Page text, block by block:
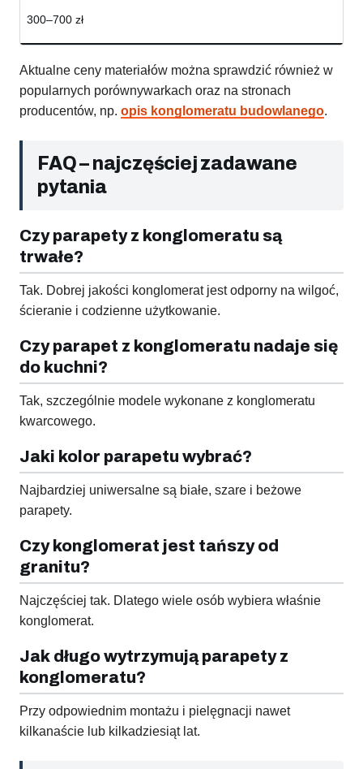
300–700 zł
Aktualne ceny materiałów można sprawdzić również w
popularnych porównywarkach oraz na stronach
producentów, np. opis konglomeratu budowlanego.
FAQ – najczęściej zadawane
pytania
Czy parapety z konglomeratu są
trwałe?
Tak. Dobrej jakości konglomerat jest odporny na wilgoć,
ścieranie i codzienne użytkowanie.
Czy parapet z konglomeratu nadaje się
do kuchni?
Tak, szczególnie modele wykonane z konglomeratu
kwarcowego.
Jaki kolor parapetu wybrać?
Najbardziej uniwersalne są białe, szare i beżowe
parapety.
Czy konglomerat jest tańszy od
granitu?
Najczęściej tak. Dlatego wiele osób wybiera właśnie
konglomerat.
Jak długo wytrzymują parapety z
konglomeratu?
Przy odpowiednim montażu i pielęgnacji nawet
kilkanaście lub kilkadziesiąt lat.